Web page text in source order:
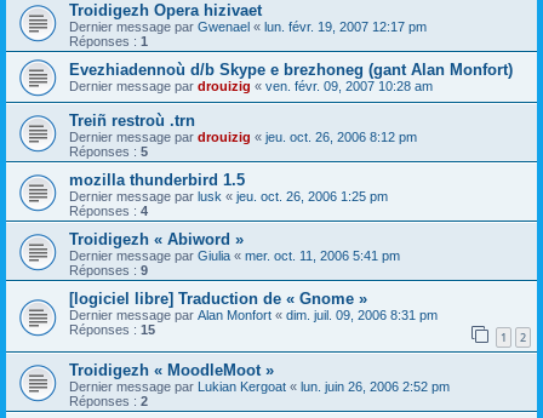
Troidigezh Opera hizivaet
Dernier message par Gwenael « lun. févr. 19, 2007 12:17 pm
Réponses : 1
Evezhiadennoù d/b Skype e brezhoneg (gant Alan Monfort)
Dernier message par drouizig « ven. févr. 09, 2007 10:28 am
Treiñ restroù .trn
Dernier message par drouizig « jeu. oct. 26, 2006 8:12 pm
Réponses : 5
mozilla thunderbird 1.5
Dernier message par lusk « jeu. oct. 26, 2006 1:25 pm
Réponses : 4
Troidigezh « Abiword »
Dernier message par Giulia « mer. oct. 11, 2006 5:41 pm
Réponses : 9
[logiciel libre] Traduction de « Gnome »
Dernier message par Alan Monfort « dim. juil. 09, 2006 8:31 pm
Réponses : 15 1 2
Troidigezh « MoodleMoot »
Dernier message par Lukian Kergoat « lun. juin 26, 2006 2:52 pm
Réponses : 2